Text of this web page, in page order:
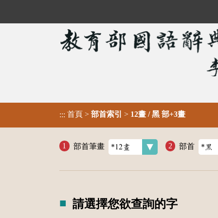
::: 首頁 > 部首索引 > 12畫 / 黑 部+3畫
部首筆畫 部首
請選擇您欲查詢的字